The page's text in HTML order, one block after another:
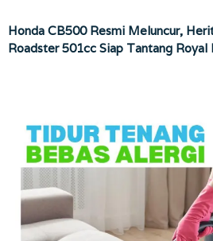
Honda CB500 Resmi Meluncur,
Roadster 501cc Siap Tantang Royal